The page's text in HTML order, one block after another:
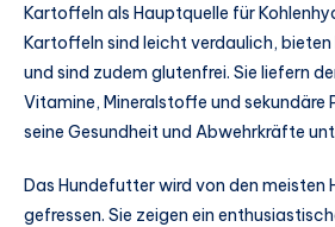
Kartoffeln als Hauptquelle für
Kartoffeln sind leicht verdaulich,
und sind zudem glutenfrei. Sie liefern
Vitamine, Mineralstoffe und sekundäre
seine Gesundheit und Abwehrkräfte
Das Hundefutter wird von den meisten
gefressen. Sie zeigen ein